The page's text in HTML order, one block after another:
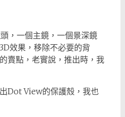
，一個主鏡，一個景深鏡
效果，移除不必要的背
賣點，老實說，推出時，我
Dot View的保護殼，我也